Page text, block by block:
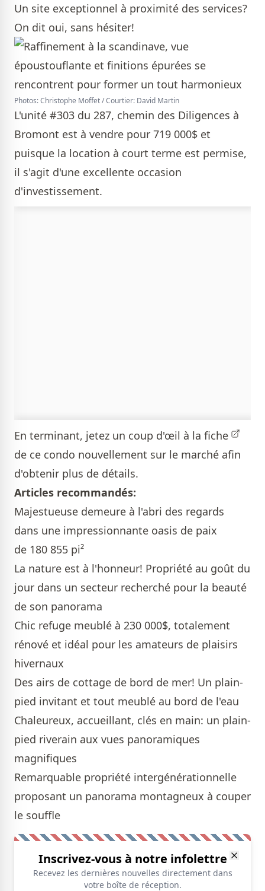
Un site exceptionnel à proximité des services?
On dit oui, sans hésiter!
Photos: Christophe Moffet / Courtier: David Martin
L'unité #303 du 287, chemin des Diligences à
Bromont est à vendre pour 719 000$ et
puisque la location à court terme est permise,
il s'agit d'une excellente occasion
d'investissement.
En terminant, jetez un coup d'œil à la fiche
de ce condo nouvellement sur le marché afin
d'obtenir plus de détails.
Articles recommandés:
Majestueuse demeure à l'abri des regards
dans une impressionnante oasis de paix
de 180 855 pi²
La nature est à l'honneur! Propriété au goût du
jour dans un secteur recherché pour la beauté
de son panorama
Chic refuge meublé à 230 000$, totalement
rénové et idéal pour les amateurs de plaisirs
hivernaux
Des airs de cottage de bord de mer! Un plain-
pied invitant et tout meublé au bord de l'eau
Chaleureux, accueillant, clés en main: un plain-
pied riverain aux vues panoramiques
magnifiques
Remarquable propriété intergénérationnelle
proposant un panorama montagneux à couper
le souffle
Inscrivez-vous à notre infolettre
Recevez les dernières nouvelles directement dans
votre boîte de réception.